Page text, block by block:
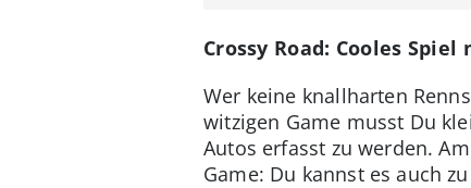
Crossy Road: Cooles
Wer keine knallharten
witzigen Game musst Du
Autos erfasst zu werden.
Game: Du kannst es auch